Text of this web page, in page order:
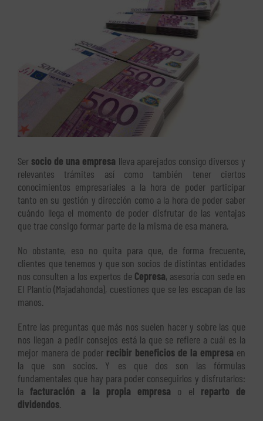
Ser socio de una empresa lleva aparejados consigo diversos y
relevantes trámites así como también tener ciertos
conocimientos empresariales a la hora de poder participar
tanto en su gestión y dirección como a la hora de poder saber
cuándo llega el momento de poder disfrutar de las ventajas
que trae consigo formar parte de la misma de esa manera.
No obstante, eso no quita para que, de forma frecuente,
clientes que tenemos y que son socios de distintas entidades
nos consulten a los expertos de Cepresa, asesoría con sede en
El Plantío (Majadahonda), cuestiones que se les escapan de las
manos.
Entre las preguntas que más nos suelen hacer y sobre las que
nos llegan a pedir consejos está la que se refiere a cuál es la
mejor manera de poder recibir beneficios de la empresa en
la que son socios. Y es que dos son las fórmulas
fundamentales que hay para poder conseguirlos y disfrutarlos:
lafacturación a la propia empresa o el reparto de
dividendos.